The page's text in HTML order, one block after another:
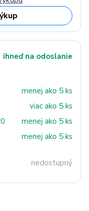
ihneď na odoslanie
menej ako 5 ks
viac ako 5 ks
menej ako 5 ks
menej ako 5 ks
nedostupný